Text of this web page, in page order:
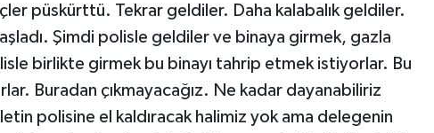
püskürttü. Tekrar geldiler. Daha kalabalık geldiler.
Şimdi polisle geldiler ve binaya girmek, gazla
birlikte girmek bu binayı tahrip etmek istiyorlar. Bu
Buradan çıkmayacağız. Ne kadar dayanabiliriz
polisine el kaldıracak halimiz yok ama delegenin